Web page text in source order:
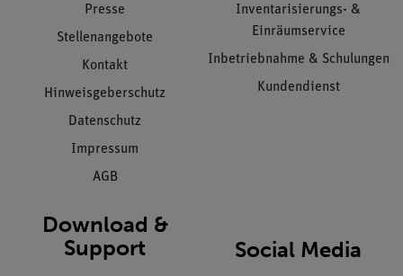
Presse
Stellenangebote
Kontakt
Hinweisgeberschutz
Datenschutz
Impressum
AGB
Inventarisierungs- &
Einräumservice
Inbetriebnahme & Schulungen
Kundendienst
Download &
Support
Social Media